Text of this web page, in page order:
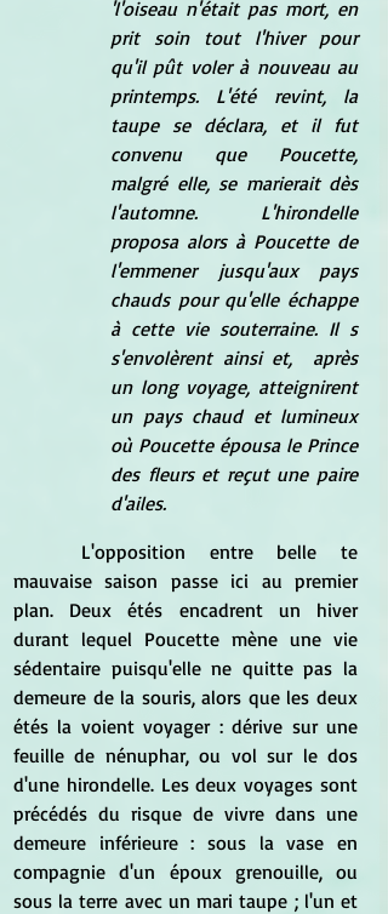
'l'oiseau n'était pas mort, en
prit soin tout l'hiver pour
qu'il pût voler à nouveau au
printemps. L'été revint, la
taupe se déclara, et il fut
convenu que Poucette,
malgré elle, se marierait dès
l'automne. L'hirondelle
proposa alors à Poucette de
l'emmener jusqu'aux pays
chauds pour qu'elle échappe
à cette vie souterraine. Il s
s'envolèrent ainsi et,  après
un long voyage, atteignirent
un pays chaud et lumineux
où Poucette épousa le Prince
des fleurs et reçut une paire
d'ailes.
mauvaise saison passe ici au premier
plan. Deux étés encadrent un hiver
durant lequel Poucette mène une vie
sédentaire puisqu'elle ne quitte pas la
demeure de la souris, alors que les deux
étés la voient voyager : dérive sur une
feuille de nénuphar, ou vol sur le dos
d'une hirondelle. Les deux voyages sont
précédés du risque de vivre dans une
demeure inférieure : sous la vase en
compagnie d'un époux grenouille, ou
sous la terre avec un mari taupe ; l'un et